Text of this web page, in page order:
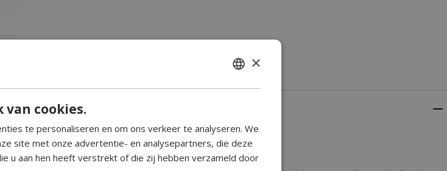
CATALAN
CZECH
×
van cookies.
te personaliseren en om ons verkeer te analyseren. We
site met onze advertentie- en analysepartners, die deze
u aan hen heeft verstrekt of die zij hebben verzameld door